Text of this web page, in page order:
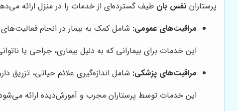
پرستاران نفس بان طیف گسترده‌ای از خدمات را در منزل ارائه
مراقبت‌های عمومی: شامل کمک به بیمار در انجام
این خدمات برای بیمارانی که به دلیل بیماری، جراحی یا
مراقبت‌های پزشکی: شامل اندازه‌گیری علائم حیاتی، تزریق
این خدمات توسط پرستاران مجرب و آموزش‌دیده ارائه